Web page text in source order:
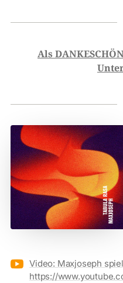
Als
 Video: Maxjoseph
https://